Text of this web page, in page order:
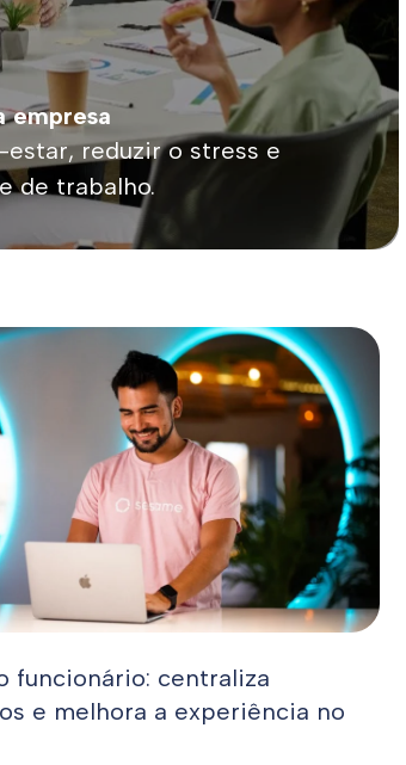
empresa
reduzir o stress e
de trabalho.
funcionário: centraliza
e melhora a experiência no